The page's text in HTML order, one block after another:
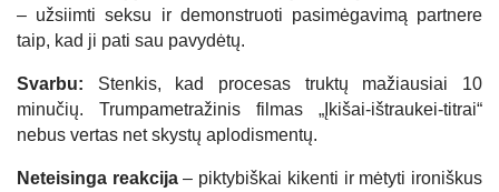
– užsiimti seksu ir demonstruoti pasimėgavimą partnere
taip, kad ji pati sau pavydėtų.
Svarbu: Stenkis, kad procesas truktų mažiausiai 10
minučių. Trumpametražinis filmas „Įkišai-ištraukei-titrai“
nebus vertas net skystų aplodismentų.
Neteisinga reakcija– piktybiškai kikenti ir mėtyti ironiškus